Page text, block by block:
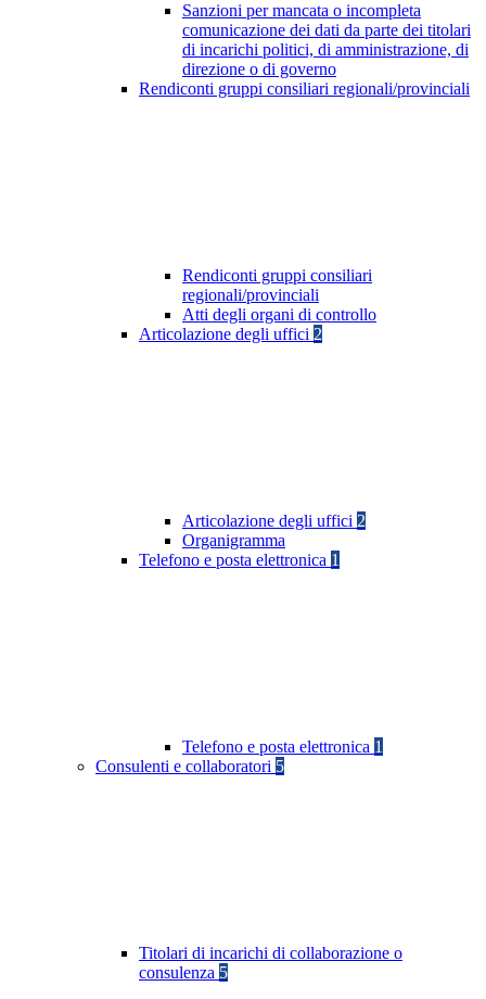
Sanzioni per mancata o incompleta
comunicazione dei dati da parte dei titolari
di incarichi politici, di amministrazione, di
direzione o di governo
Rendiconti gruppi consiliari regionali/provinciali
Rendiconti gruppi consiliari
regionali/provinciali
Atti degli organi di controllo
Articolazione degli uffici 2
Articolazione degli uffici 2
Organigramma
Telefono e posta elettronica 1
Telefono e posta elettronica 1
Consulenti e collaboratori 5
Titolari di incarichi di collaborazione o
consulenza 5